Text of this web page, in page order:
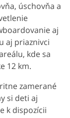
úschovňa a
aj
aj priaznivci
kde sa
12 km.
zamerané
si deti aj
k dispozícii